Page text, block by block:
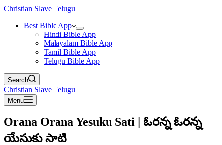
Christian Slave Telugu
Best Bible App
Hindi Bible App
Malayalam Bible App
Tamil Bible App
Telugu Bible App
Search
Christian Slave Telugu
Menu
Orana Orana Yesuku Sati | ఓరన్న ఓరన్న
యేసుకు సాటి